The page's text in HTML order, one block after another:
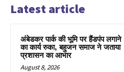
Latest article
अंबेडकर पार्क की भूमि पर हैंडपंप लगाने
का कार्य रुका, बहुजन समाज ने जताया
प्रशासन का आभार
August 8, 2026